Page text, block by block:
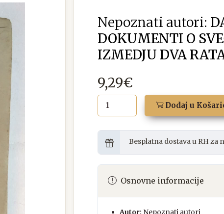
Nepoznati autori:
DOKUMENTI O
IZMEDJU DVA
9,29€
Dodaj u
Besplatna dostava u RH za
Osnovne informacije
Autor: Nepoznati autori